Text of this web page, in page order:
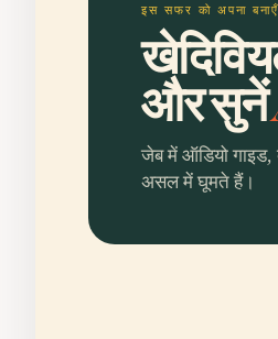
इस सफर को अपना बनाएँ
और सुनें
जेब में ऑडियो गाइड,
असल में घूमते हैं।